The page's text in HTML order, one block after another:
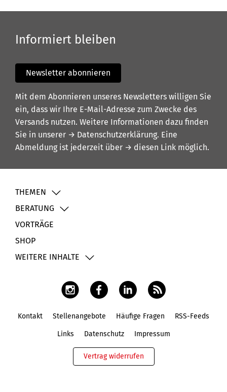
Informiert bleiben
Newsletter abonnieren
Mit dem Abonnieren unseres Newsletters willigen Sie
ein, dass wir Ihre E-Mail-Adresse zum Zwecke des
Versands nutzen. Weitere Informationen dazu finden
Sie in unserer → Datenschutzerklärung. Eine
Abmeldung ist jederzeit über → diesen Link möglich.
THEMEN
BERATUNG
VORTRÄGE
SHOP
WEITERE INHALTE
Kontakt Stellenangebote Häufige Fragen RSS-Feeds
Links Datenschutz Impressum
Vertrag widerrufen